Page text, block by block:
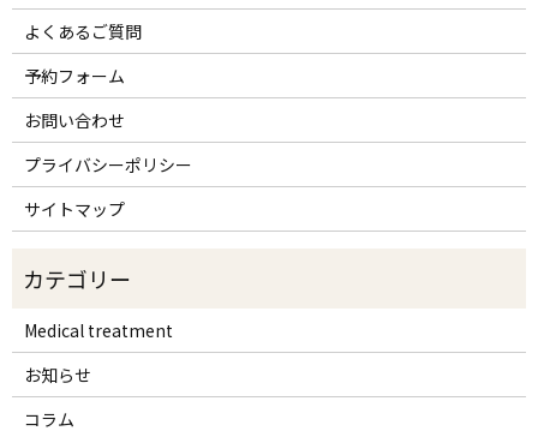
よくあるご質問
予約フォーム
お問い合わせ
プライバシーポリシー
サイトマップ
Medical treatment
お知らせ
コラム